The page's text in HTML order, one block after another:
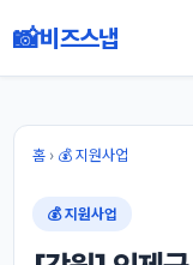
📸비즈스냅
홈› 💰 지원사업
💰 지원사업